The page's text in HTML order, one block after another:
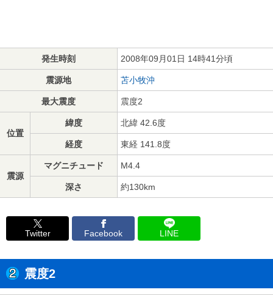
発生時刻 2008年09月01日 14時41分頃
震源地 苫小牧沖
最大震度 震度2
位置
緯度 北緯 42.6度
経度 東経 141.8度
震源
マグニチュード M4.4
深さ 約130km
Twitter Facebook LINE
震度2